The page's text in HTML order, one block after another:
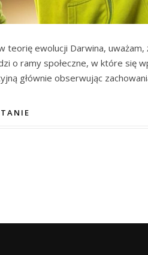
teorię ewolucji Darwina,
o ramy społeczne, w które się
głównie obserwując